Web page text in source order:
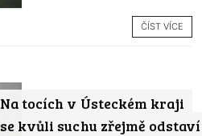
ČÍST VÍCE
Na tocích v Ústeckém kraji
se kvůli suchu zřejmě odstaví